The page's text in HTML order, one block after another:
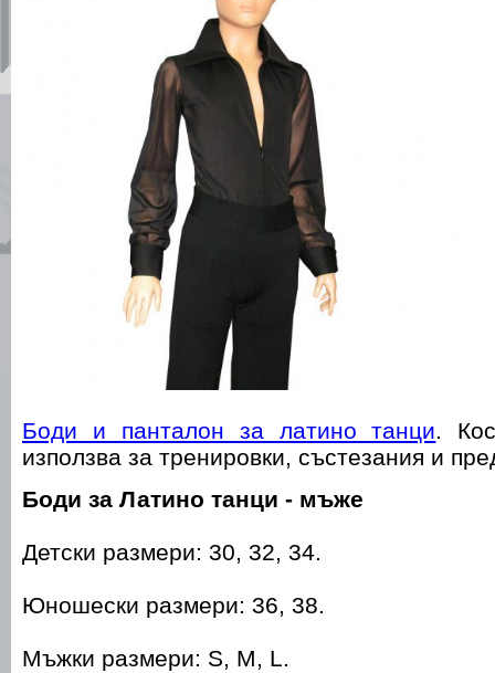
Боди и панталон за латино танци .
използва за тренировки, състезания и
Боди за Латино танци - мъже
Детски размери: 30, 32, 34.
Юношески размери: 36, 38.
Мъжки размери: S, M, L.